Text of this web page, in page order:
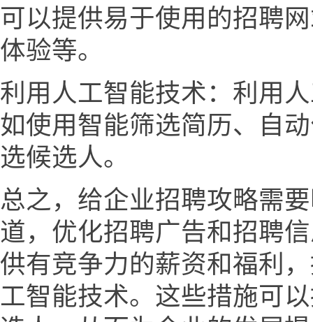
可以提供易于使用的招聘
体验等。
利用人工智能技术：利用
如使用智能筛选简历、自
选候选人。
总之，给企业招聘攻略需
道，优化招聘广告和招聘
供有竞争力的薪资和福利
工智能技术。这些措施可